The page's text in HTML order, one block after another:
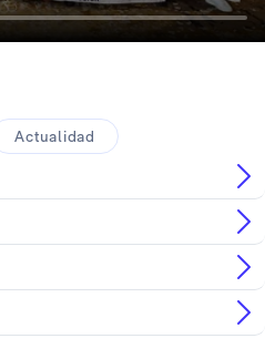
Actualidad